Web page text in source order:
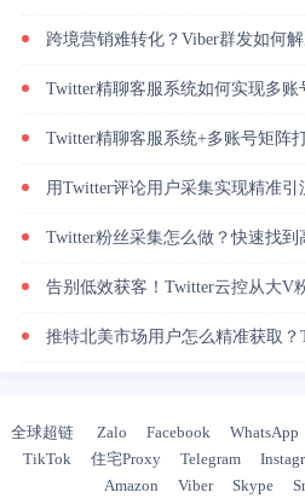
跨境营销难转化？Viber群发如何
Twitter精聊客服系统如何实现多
Twitter精聊客服系统+多账号矩阵
用Twitter评论用户采集实现精准
Twitter粉丝采集怎么做？快速找到
告别低效获客！Twitter云控从大V粉
推特北美市场用户怎么精准获取
全球超链 Zalo Facebook WhatsApp
TikTok
住宅Proxy Telegram
Amazon
Viber Skype